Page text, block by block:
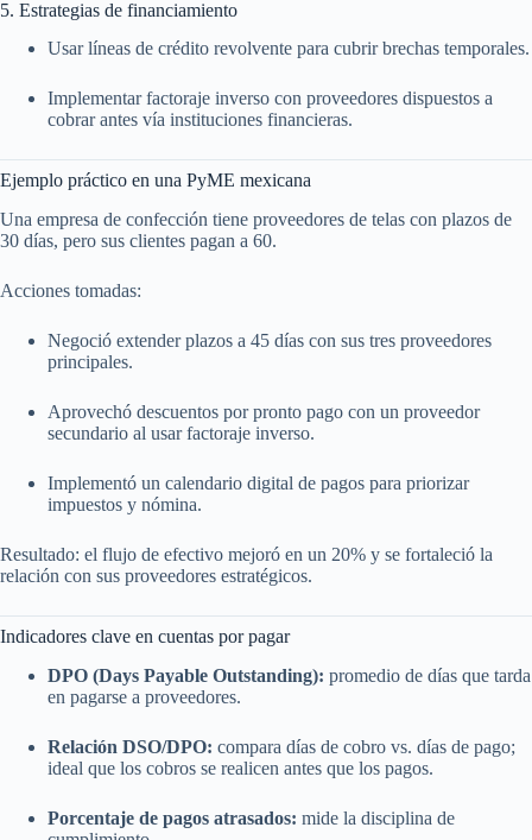
5. Estrategias de financiamiento
Usar líneas de crédito revolvente para cubrir brechas temporales.
Implementar factoraje inverso con proveedores dispuestos a
cobrar antes vía instituciones financieras.
Ejemplo práctico en una PyME mexicana
Una empresa de confección tiene proveedores de telas con plazos de
30 días, pero sus clientes pagan a 60.
Acciones tomadas:
Negoció extender plazos a 45 días con sus tres proveedores
principales.
Aprovechó descuentos por pronto pago con un proveedor
secundario al usar factoraje inverso.
Implementó un calendario digital de pagos para priorizar
impuestos y nómina.
Resultado: el flujo de efectivo mejoró en un 20% y se fortaleció la
relación con sus proveedores estratégicos.
Indicadores clave en cuentas por pagar
DPO (Days Payable Outstanding): promedio de días que tarda
en pagarse a proveedores.
Relación DSO/DPO: compara días de cobro vs. días de pago;
ideal que los cobros se realicen antes que los pagos.
Porcentaje de pagos atrasados: mide la disciplina de